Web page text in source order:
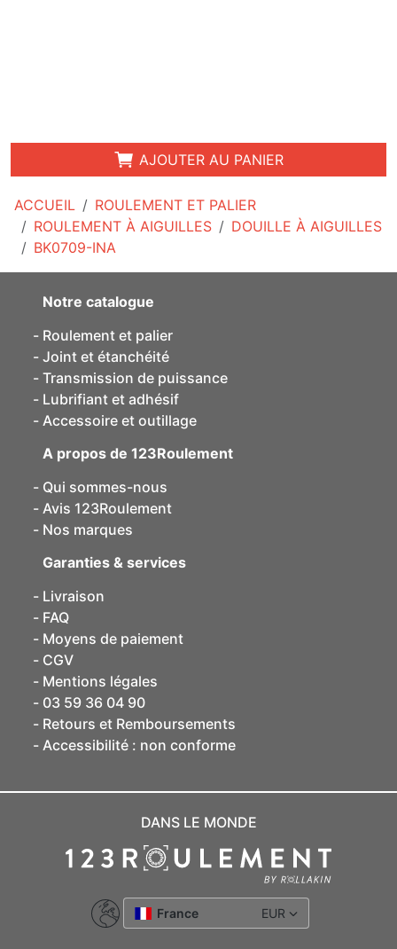
ACCUEIL
ROULEMENT ET PALIER
ROULEMENT À AIGUILLES
DOUILLE À AIGUILLES
BK0709-INA
AJOUTER AU PANIER
Notre catalogue
Roulement et palier
Joint et étanchéité
Transmission de puissance
Lubrifiant et adhésif
Accessoire et outillage
A propos de 123Roulement
Qui sommes-nous
Avis 123Roulement
Nos marques
Garanties & services
Livraison
FAQ
Moyens de paiement
CGV
Mentions légales
03 59 36 04 90
Retours et Remboursements
Accessibilité : non conforme
DANS LE MONDE
France EUR